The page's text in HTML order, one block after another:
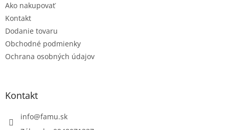
Ako nakupovať
Kontakt
Dodanie tovaru
Obchodné podmienky
Ochrana osobných údajov
Kontakt
info@famu.sk